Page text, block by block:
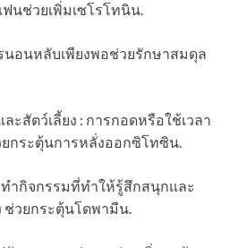
นช่วยเพิ่มเซโรโทนิน.
นอนหลับเพียงพอช่วยรักษาสมดุล
ะสัตว์เลี้ยง : การกอดหรือใช้เวลา
กระตุ้นการหลั่งออกซิโทซิน.
ำกิจกรรมที่ทำให้รู้สึกสนุกและ
ช่วยกระตุ้นโดพามีน.